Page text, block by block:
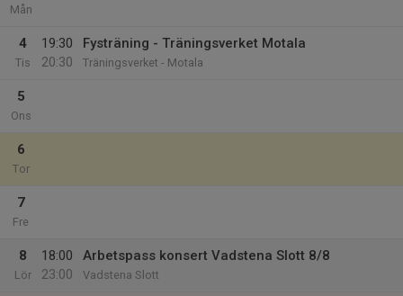
Mån
4
Tis
19:30
20:30
Fysträning - Träningsverket Motala
Träningsverket - Motala
5
Ons
6
Tor
7
Fre
8
Lör
18:00
23:00
Arbetspass konsert Vadstena Slott 8/8
Vadstena Slott